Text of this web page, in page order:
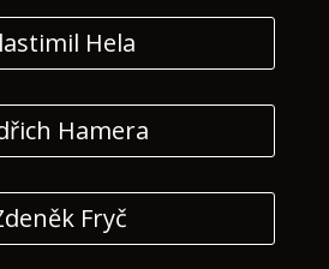
Hela
Hamera
Fryč